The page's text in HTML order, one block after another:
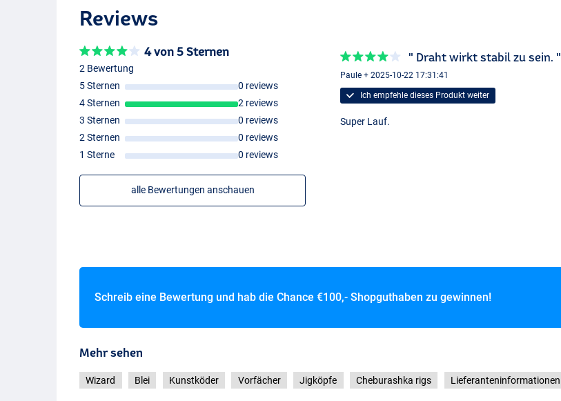
Reviews
4 von 5 Sternen
2 Bewertung
5 Sternen
0 reviews
4 Sternen
2 reviews
3 Sternen
0 reviews
2 Sternen
0 reviews
1 Sterne
0 reviews
alle Bewertungen anschauen
" Draht wirkt stabil zu sein. "
Paule + 2025-10-22 17:31:41
Ich empfehle dieses Produkt weiter
Super Lauf.
Schreib eine Bewertung und hab die Chance €100,- Shopguthaben zu gewinnen!
Mehr sehen
Wizard Blei Kunstköder Vorfächer Jigköpfe Cheburashka rigs Lieferanteninformationen